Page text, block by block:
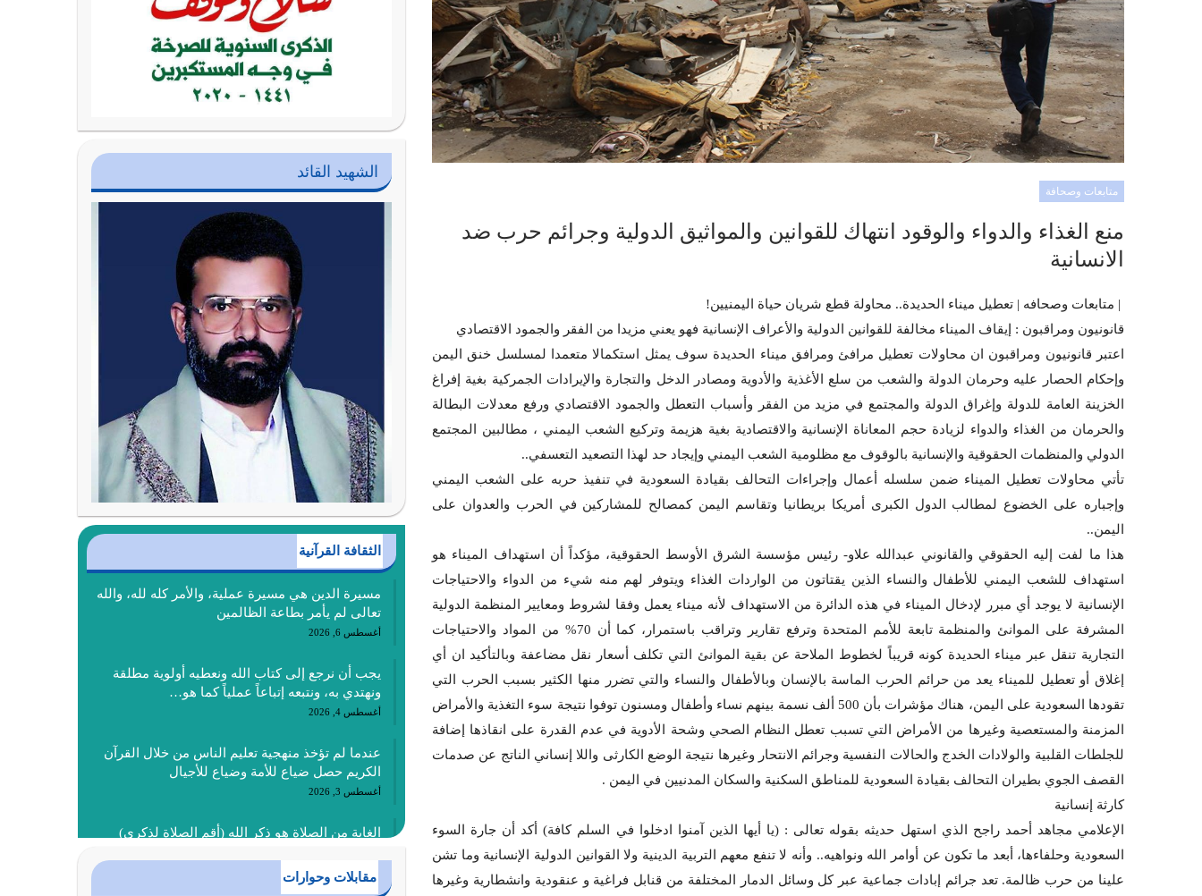
متابعات وصحافة
منع الغذاء والدواء والوقود انتهاك للقوانين والمواثيق الدولية وجرائم حرب ضد
الانسانية
| متابعات وصحافه | تعطيل ميناء الحديدة.. محاولة قطع شريان حياة اليمنيين!
قانونيون ومراقبون : إيقاف الميناء مخالفة للقوانين الدولية والأعراف الإنسانية فهو يعني مزيدا من الفقر والجمود الاقتصادي
اعتبر قانونيون ومراقبون ان محاولات تعطيل مرافئ ومرافق ميناء الحديدة سوف يمثل استكمالا متعمدا لمسلسل خنق اليمن
وإحكام الحصار عليه وحرمان الدولة والشعب من سلع الأغذية والأدوية ومصادر الدخل والتجارة والإيرادات الجمركية بغية إفراغ
الخزينة العامة للدولة وإغراق الدولة والمجتمع في مزيد من الفقر وأسباب التعطل والجمود الاقتصادي ورفع معدلات البطالة
والحرمان من الغذاء والدواء لزيادة حجم المعاناة الإنسانية والاقتصادية بغية هزيمة وتركيع الشعب اليمني ، مطالبين المجتمع
الدولي والمنظمات الحقوقية والإنسانية بالوقوف مع مظلومية الشعب اليمني وإيجاد حد لهذا التصعيد التعسفي..
تأتي محاولات تعطيل الميناء ضمن سلسله أعمال وإجراءات التحالف بقيادة السعودية في تنفيذ حربه على الشعب اليمني
وإجباره على الخضوع لمطالب الدول الكبرى أمريكا بريطانيا وتقاسم اليمن كمصالح للمشاركين في الحرب والعدوان على
اليمن..
هذا ما لفت إليه الحقوقي والقانوني عبدالله علاو- رئيس مؤسسة الشرق الأوسط الحقوقية، مؤكداً أن استهداف الميناء هو
استهداف للشعب اليمني للأطفال والنساء الذين يقتاتون من الواردات الغذاء ويتوفر لهم منه شيء من الدواء والاحتياجات
الإنسانية لا يوجد أي مبرر لإدخال الميناء في هذه الدائرة من الاستهداف لأنه ميناء يعمل وفقا لشروط ومعايير المنظمة الدولية
المشرفة على الموانئ والمنظمة تابعة للأمم المتحدة وترفع تقارير وتراقب باستمرار، كما أن 70% من المواد والاحتياجات
التجارية تنقل عبر ميناء الحديدة كونه قريباً لخطوط الملاحة عن بقية الموانئ التي تكلف أسعار نقل مضاعفة وبالتأكيد ان أي
إغلاق أو تعطيل للميناء يعد من حرائم الحرب الماسة بالإنسان وبالأطفال والنساء والتي تضرر منها الكثير بسبب الحرب التي
تقودها السعودية على اليمن، هناك مؤشرات بأن 500 ألف نسمة بينهم نساء وأطفال ومسنون توفوا نتيجة سوء التغذية والأمراض
المزمنة والمستعصية وغيرها من الأمراض التي تسبب تعطل النظام الصحي وشحة الأدوية في عدم القدرة على انقاذها إضافة
للجلطات القلبية والولادات الخدج والحالات النفسية وجرائم الانتحار وغيرها نتيجة الوضع الكارثى واللا إنساني الناتج عن صدمات
القصف الجوي بطيران التحالف بقيادة السعودية للمناطق السكنية والسكان المدنيين في اليمن .
كارثة إنسانية
الإعلامي مجاهد أحمد راجح الذي استهل حديثه بقوله تعالى : (يا أيها الذين آمنوا ادخلوا في السلم كافة) أكد أن جارة السوء
السعودية وحلفاءها، أبعد ما تكون عن أوامر الله ونواهيه.. وأنه لا تنفع معهم التربية الدينية ولا القوانين الدولية الإنسانية وما تشن
علينا من حرب ظالمة. تعد جرائم إبادات جماعية عبر كل وسائل الدمار المختلفة من قنابل فراغية و عنقودية وانشطارية وغيرها
الشهيد القائد
الثقافة القرآنية
مسيرة الدين هي مسيرة عملية، والأمر كله لله، والله
تعالى لم يأمر بطاعة الظالمين
أغسطس 6, 2026
يجب أن نرجع إلى كتاب الله ونعطيه أولوية مطلقة
ونهتدي به، ونتبعه إتباعاً عملياً كما هو…
أغسطس 4, 2026
عندما لم تؤخذ منهجية تعليم الناس من خلال القرآن
الكريم حصل ضياع للأمة وضياع للأجيال
أغسطس 3, 2026
الغاية من الصلاة هو ذكر الله (أقم الصلاة لذكري)
أغسطس 2, 2026
مقابلات وحوارات